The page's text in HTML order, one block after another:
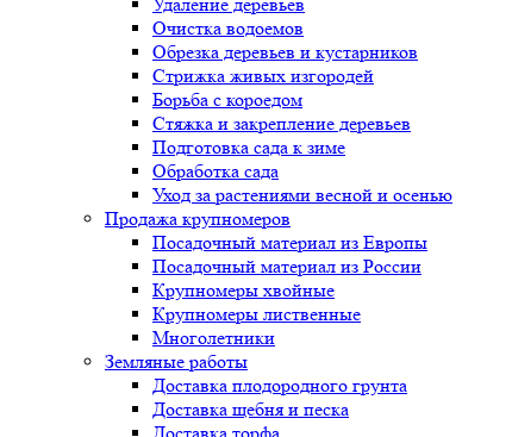
Очистка водоемов
Обрезка деревьев и кустарников
Стрижка живых изгородей
Борьба с короедом
Стяжка и закрепление деревьев
Подготовка сада к зиме
Обработка сада
Уход за растениями весной и осенью
Продажа крупномеров
Посадочный материал из Европы
Посадочный материал из России
Крупномеры хвойные
Крупномеры лиственные
Многолетники
Земляные работы
Доставка плодородного грунта
Доставка щебня и песка